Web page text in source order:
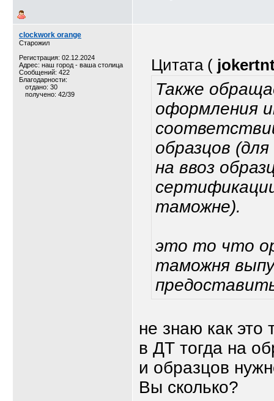
clockwork orange
Старожил
Регистрация: 02.12.2024
Адрес: наш город - ваша столица
Сообщений: 422
Благодарности:
отдано: 30
получено: 42/39
Цитата (
Также
оформления
образцов
на ввоз
таможне).
это то что
таможня
не знаю как это
в ДТ тогда на
и образцов
Вы сколько?